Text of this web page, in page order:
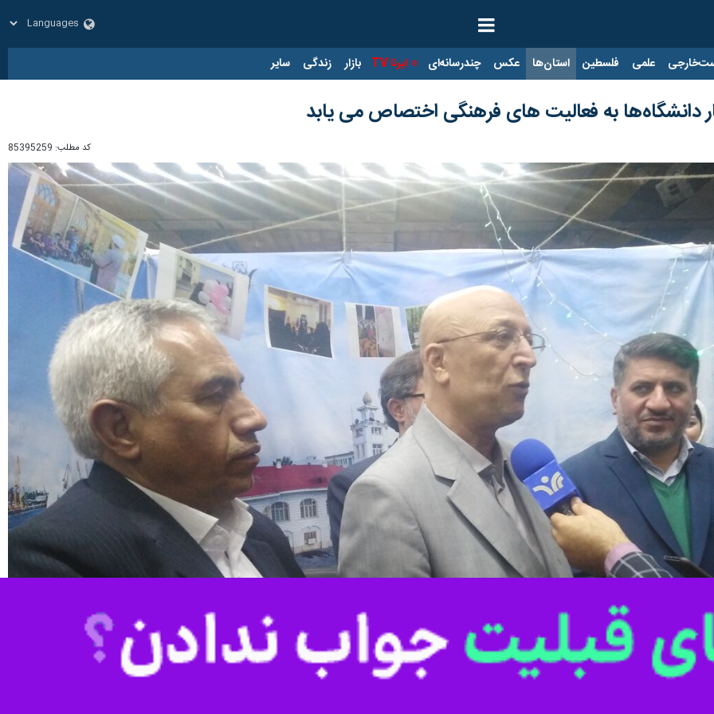
علمی فلسطین استان‌ها عکس چندرسانه‌ای ایرنا TV بازار زندگی سایر
دانشگاه‌ها به فعالیت های فرهنگی اختصاص می یابد
کد مطلب: 85395259